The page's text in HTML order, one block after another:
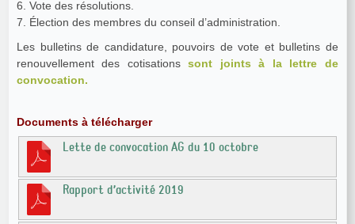
6. Vote des résolutions.
7. Élection des membres du conseil d’administration.
Les bulletins de candidature, pouvoirs de vote et bulletins de
renouvellement des cotisations sont joints à la lettre de
convocation.
Documents à télécharger
Lette de convocation AG du 10 octobre
Rapport d’activité 2019